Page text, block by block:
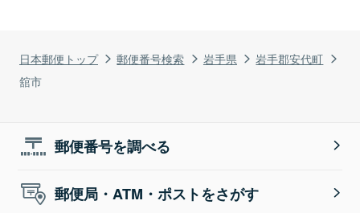
日本郵便トップ 郵便番号検索 岩手県
岩手郡安代町
舘市
郵便番号を調べる
郵便局・ATM・ポストをさがす